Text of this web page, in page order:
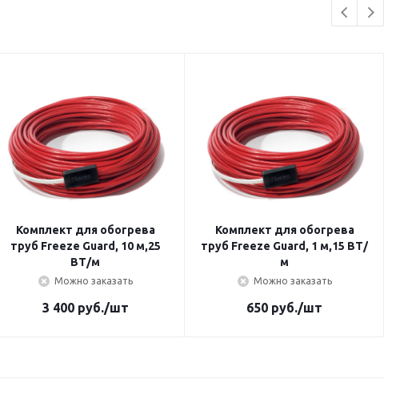
Комплект для обогрева
труб Freeze Guard, 10 м,25
ВТ/м
Можно заказать
3 400руб./шт
Комплект для обогрева
труб Freeze Guard, 1 м,15 ВТ/
м
Можно заказать
650 руб./шт